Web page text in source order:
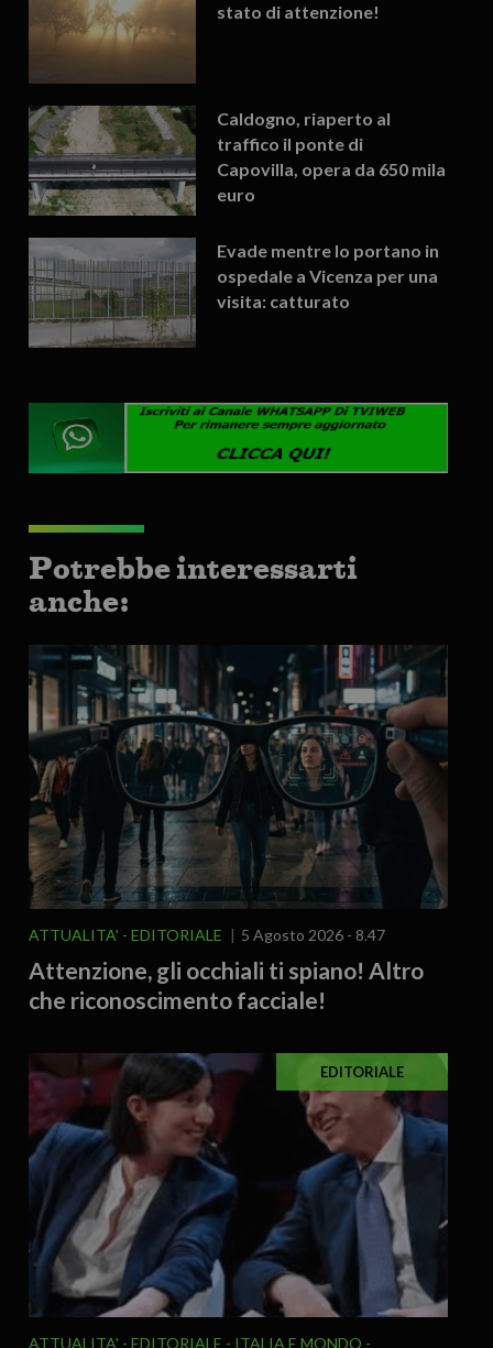
stato di attenzione!
Caldogno, riaperto al
traffico il ponte di
Capovilla, opera da 650 mila
euro
Evade mentre lo portano in
ospedale a Vicenza per una
visita: catturato
Potrebbe interessarti
anche:
ATTUALITA' EDITORIALE 5 Agosto 2026 - 8.47
Attenzione, gli occhiali ti spiano! Altro
che riconoscimento facciale!
EDITORIALE
ATTUALITA' EDITORIALE ITALIA E MONDO